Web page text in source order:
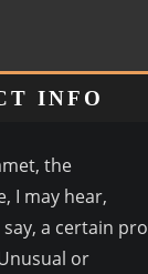
INFO
the
I may hear,
a certain pro
or